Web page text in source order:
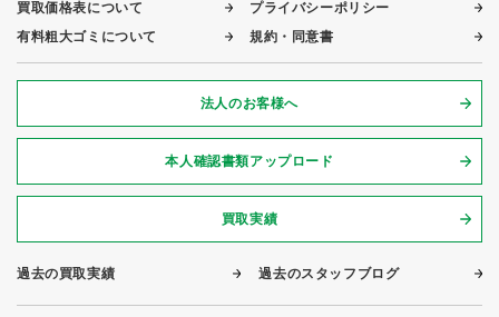
買取価格表について
有料粗大ゴミについて
プライバシーポリシー
規約・同意書
法人のお客様へ
本人確認書類アップロード
買取実績
過去の買取実績 過去のスタッフブログ